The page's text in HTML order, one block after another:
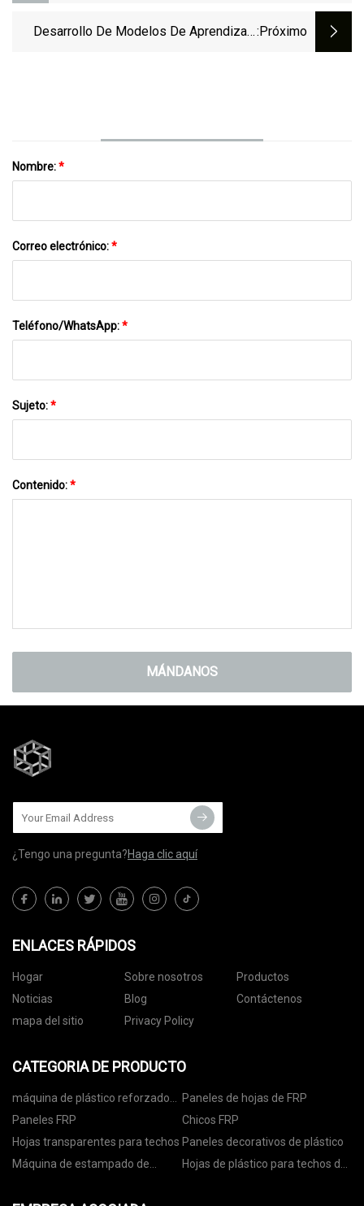
Laboratorios Médicos En Asia
Desarrollo De Modelos De Aprendizaje:próximo
Nombre:*
Correo electrónico:*
Teléfono/WhatsApp:*
Sujeto:*
Contenido:*
MÁNDANOS
¿Tengo una pregunta?Haga clic aquí
ENLACES RÁPIDOS
Hogar Sobre nosotros
Productos
Noticias
Blog
Contáctenos
mapa del sitio
Privacy Policy
CATEGORIA DE PRODUCTO
máquina de plástico reforzado
con fibra
Paneles de hojas de FRP
Paneles FRP
Chicos FRP
Hojas transparentes para techos Paneles decorativos de plástico
Máquina de estampado de
Hojas de plástico para techos de